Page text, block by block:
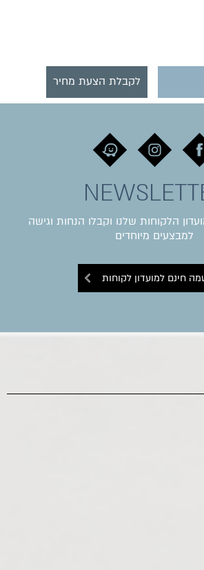
לקבלת הצעת מחיר
הלקוחות שלנו וקבלו הנחות וגישה
למבצעים מיוחדים
חינם למועדון לקוחות